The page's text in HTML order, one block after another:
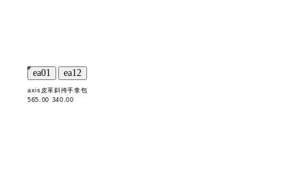
axis皮革斜挎手拿包
565.00 340.00